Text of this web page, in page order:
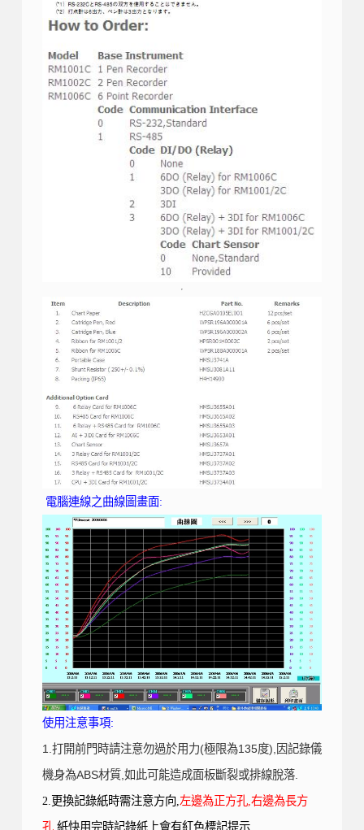
電腦連線之曲線圖畫面:
使用注意事項:
1.打開前門時請注意勿過於用力(極限為135度),因記錄儀
機身為ABS材質,如此可能造成面板斷裂或排線脫落.
2.更換記錄紙時需注意方向,左邊為正方孔,右邊為長方
孔,紙快用完時記錄紙上會有紅色標記提示.